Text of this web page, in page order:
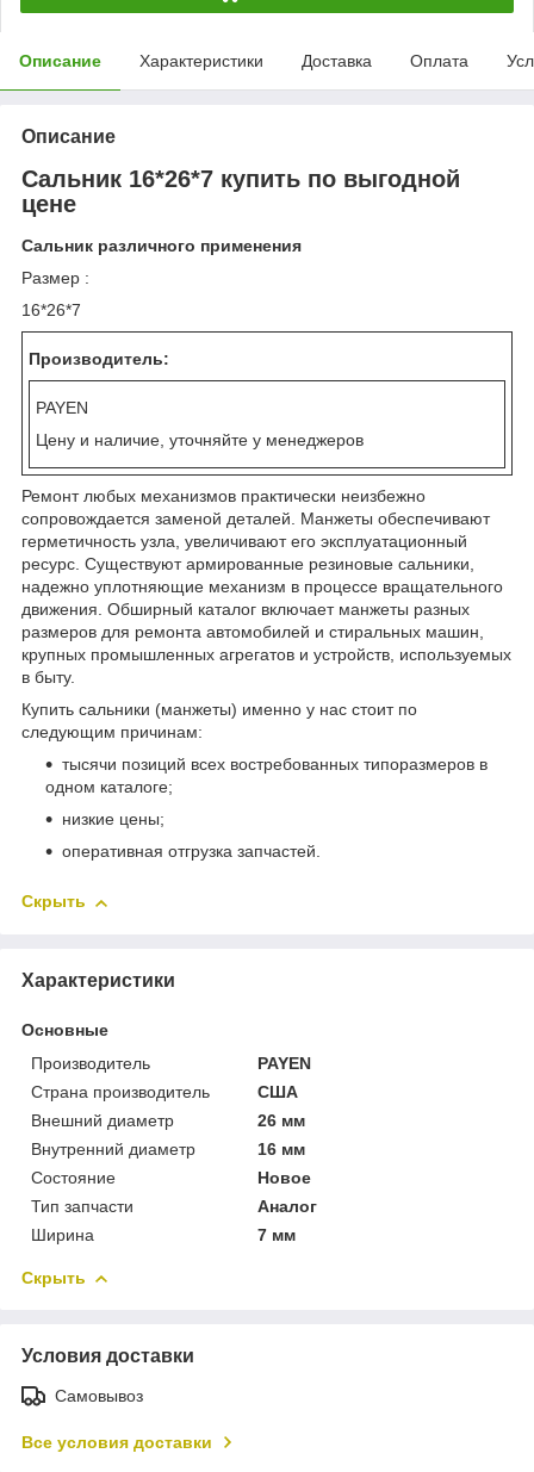
Описание Характеристики Доставка Оплата
Описание
Сальник 16*26*7 купить по выгодной
цене
Сальник различного применения
Размер :
16*26*7
Производитель:
PAYEN
Цену и наличие, уточняйте у менеджеров
Ремонт любых механизмов практически неизбежно
сопровождается заменой деталей. Манжеты обеспечивают
герметичность узла, увеличивают его эксплуатационный
ресурс. Существуют армированные резиновые сальники,
надежно уплотняющие механизм в процессе вращательного
движения. Обширный каталог включает манжеты разных
размеров для ремонта автомобилей и стиральных машин,
крупных промышленных агрегатов и устройств, используемых
в быту.
Купить сальники (манжеты) именно у нас стоит по
следующим причинам:
тысячи позиций всех востребованных типоразмеров в
одном каталоге;
низкие цены;
оперативная отгрузка запчастей.
Скрыть
Характеристики
Основные
Производитель
PAYEN
Страна производитель
США
Внешний диаметр
26 мм
Внутренний диаметр
16 мм
Состояние
Новое
Тип запчасти
Аналог
Ширина
7 мм
Скрыть
Условия доставки
Самовывоз
Все условия доставки